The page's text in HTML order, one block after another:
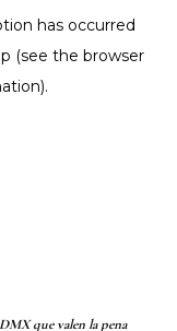
que valen la pena